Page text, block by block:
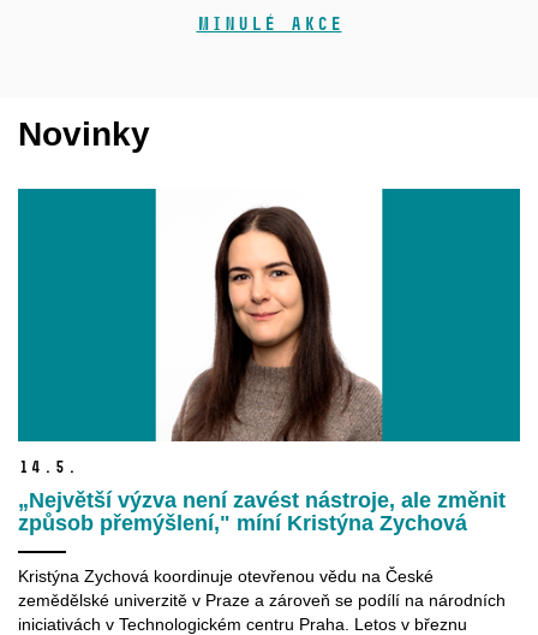
Minulé akce
Novinky
14. 5.
„Největší výzva není zavést nástroje, ale změnit
způsob přemýšlení," míní Kristýna Zychová
Kristýna Zychová koordinuje otevřenou vědu na České
zemědělské univerzitě v Praze a zároveň se podílí na národních
iniciativách v Technologickém centru Praha. Letos v březnu